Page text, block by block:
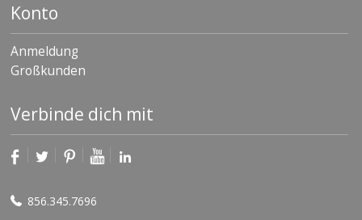
Konto
Anmeldung
Großkunden
Verbinde dich mit
856.345.7696